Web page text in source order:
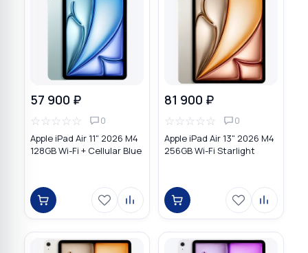
57 900 ₽
☆☆☆☆☆ 0
Apple iPad Air 11" 2026 M4
128GB Wi-Fi + Cellular Blue
81 900 ₽
☆☆☆☆☆ 0
Apple iPad Air 13" 2026 M4
256GB Wi-Fi Starlight